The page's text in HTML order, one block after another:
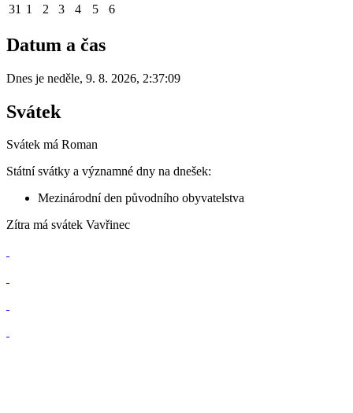
31 1 2 3 4 5 6
Datum a čas
Dnes je neděle, 9. 8. 2026, 2:37:09
Svátek
Svátek má Roman
Státní svátky a významné dny na dnešek:
Mezinárodní den původního obyvatelstva
Zítra má svátek Vavřinec